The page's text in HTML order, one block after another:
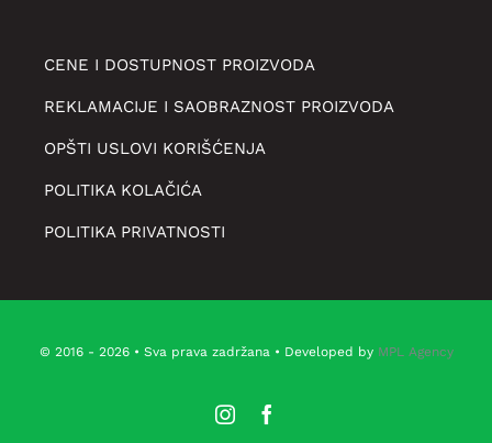
CENE I DOSTUPNOST PROIZVODA
REKLAMACIJE I SAOBRAZNOST PROIZVODA
OPŠTI USLOVI KORIŠĆENJA
POLITIKA KOLAČIĆA
POLITIKA PRIVATNOSTI
© 2016 - 2026 • Sva prava zadržana • Developed by MPL Agency